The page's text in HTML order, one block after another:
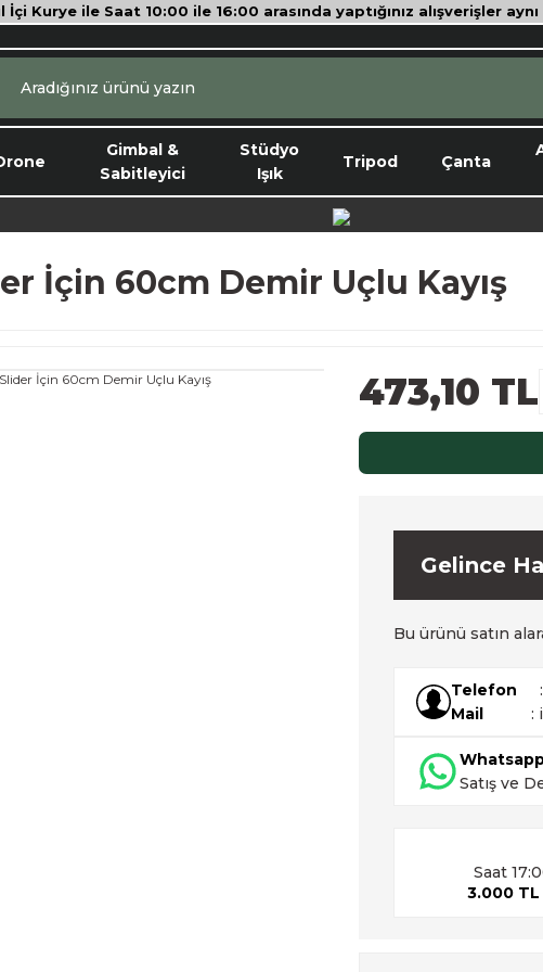
İçi Kurye ile Saat 10:00 ile 16:00 arasında yaptığınız alışverişler
Gimbal &
Sabitleyici
Stüdyo
Işık
Tripod Çanta
İçin 60cm Demir Uçlu Kayış
473,10 TL
Gelince
Bu ürünü satın
Telefon
Mail
:
Satış ve
Saat
3.000